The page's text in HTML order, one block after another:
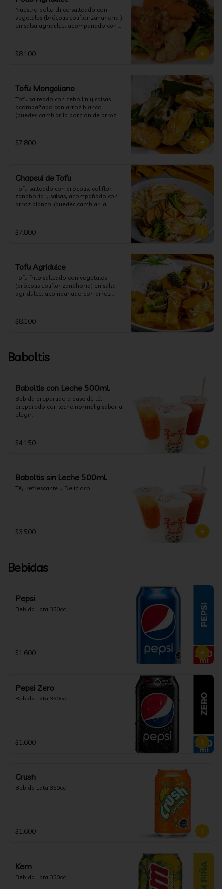
Nuestro pollo chico salteado con
vegetales (brócolis coliflor zanahoria )
en salsa agridulce, acompañado con
fritas o fideos)
$8.100
Tofu Mongoliano
Tofu salteado con cebollín y salsas,
acompañado con arroz blanco.
(puedes cambiar la porción de arroz
$7.800
Chapsui de Tofu
Tofu salteado con brócolis, coliflor,
zanahoria y salsas, acompañado con
arroz blanco. (puedes cambiar la
$7.800
Tofu Agridulce
Tofu frito salteado con vegetales
(brócolis coliflor zanahoria) en salsa
agridulce, acompañado con arroz
$8.100
Baboltis
Baboltis con Leche 500ml.
Bebida preparado a base de té,
preparado con leche normal y sabor a
elegir.
$4.150
Baboltis sin Leche 500ml.
Té,  refrescante y Delicioso
$3.500
Bebidas
Pepsi
Bebida Lata 350cc
$1.600
Pepsi Zero
Bebida Lata 350cc
$1.600
Crush
Bebida Lata 350cc
$1.600
Kem
Bebida Lata 350cc